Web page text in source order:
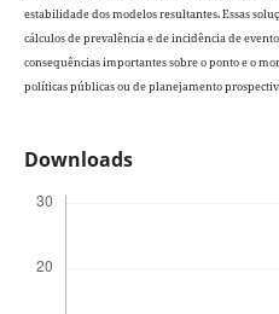
estabilidade dos modelos resultantes. Essas
cálculos de prevalência e de incidência de
consequências importantes sobre o ponto e o
políticas públicas ou de planejamento
Downloads